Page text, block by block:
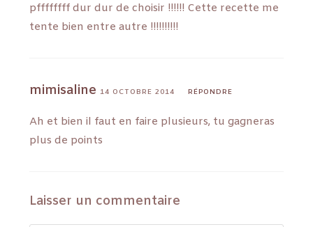
pffffffff dur dur de choisir !!!!!! Cette recette me
tente bien entre autre !!!!!!!!!!
mimisaline 14 OCTOBRE 2014 RÉPONDRE
Ah et bien il faut en faire plusieurs, tu gagneras
plus de points
Laisser un commentaire